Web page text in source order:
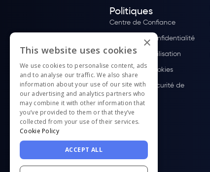
Politiques
Centre de Confiance
Politique de Confidentialité
Conditions d'Utilisation
Politique de Cookies
Politique de Sécurité de
l'Information
×
This website uses cookies
We use cookies to personalise content, ads
and to analyse our traffic. We also share
information about your use of our site with
our advertising and analytics partners who
may combine it with other information that
you’ve provided to them or that they’ve
collected from your use of their services.
Cookie Policy
ACCEPT ALL